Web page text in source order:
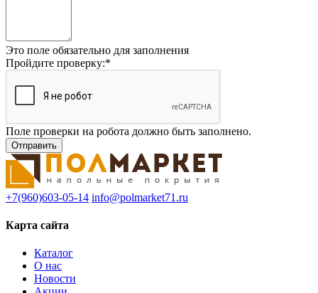
Это поле обязательно для заполнения
Пройдите проверку:*
Поле проверки на робота должно быть заполнено.
+7(960)603-05-14 info@polmarket71.ru
Карта сайта
Каталог
О нас
Новости